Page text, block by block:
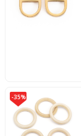
-35%